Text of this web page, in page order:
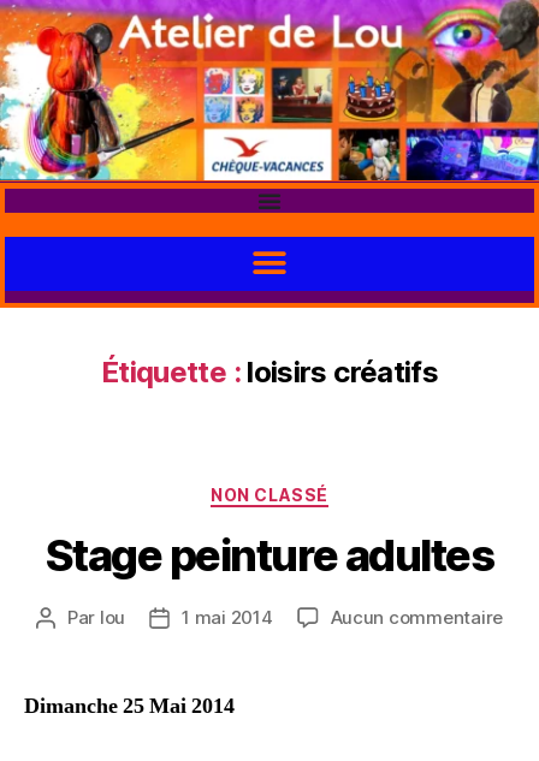
Étiquette : loisirs créatifs
NON CLASSÉ
Stage peinture adultes
Par lou 1 mai 2014 Aucun commentaire
Dimanche 25 Mai 2014